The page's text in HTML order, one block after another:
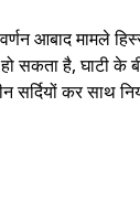
आबाद मामले
है, घाटी के
सर्दियों कर